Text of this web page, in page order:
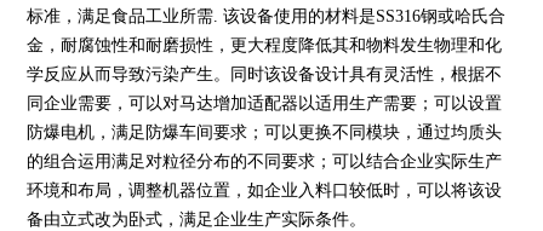
标准，满足食品工业所需. 该设备使用的材料是SS316钢或哈氏合
金，耐腐蚀性和耐磨损性，更大程度降低其和物料发生物理和化
学反应从而导致污染产生。同时该设备设计具有灵活性，根据不
同企业需要，可以对马达增加适配器以适用生产需要；可以设置
防爆电机，满足防爆车间要求；可以更换不同模块，通过均质头
的组合运用满足对粒径分布的不同要求；可以结合企业实际生产
环境和布局，调整机器位置，如企业入料口较低时，可以将该设
备由立式改为卧式，满足企业生产实际条件。